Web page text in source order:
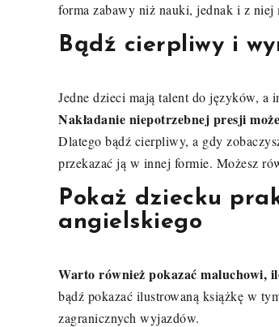
forma zabawy niż nauki, jednak i z niej
Bądź cierpliwy i
Jedne dzieci mają talent do języków, a
Nakładanie niepotrzebnej presji
Dlatego bądź cierpliwy, a gdy
przekazać ją w innej formie. Możesz
Pokaż dziecku
angielskiego
Warto również pokazać maluchowi,
bądź pokazać ilustrowaną książkę w
zagranicznych wyjazdów.